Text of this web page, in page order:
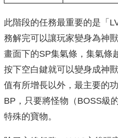
此階段的任務最重要的是「
務解完可以讓玩家變身為神
畫面下的SP集氣條，集氣條
按下空白鍵就可以變身成神
值有所增長以外，最主要的
BP，只要將怪物（BOSS級
特殊的寶物。